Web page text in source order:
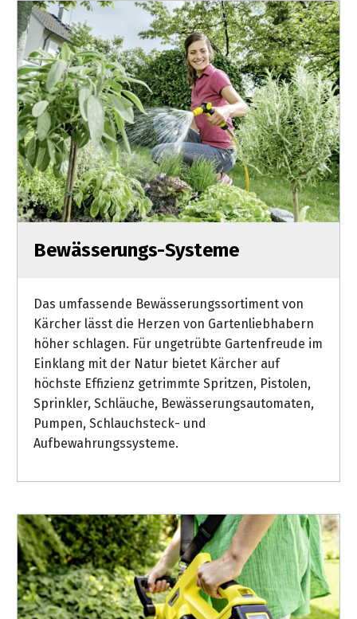
Bewässerungs-Systeme
Das umfassende Bewässerungssortiment von
Kärcher lässt die Herzen von Gartenliebhabern
höher schlagen. Für ungetrübte Gartenfreude im
Einklang mit der Natur bietet Kärcher auf
höchste Effizienz getrimmte Spritzen, Pistolen,
Sprinkler, Schläuche, Bewässerungsautomaten,
Pumpen, Schlauchsteck- und
Aufbewahrungssysteme.